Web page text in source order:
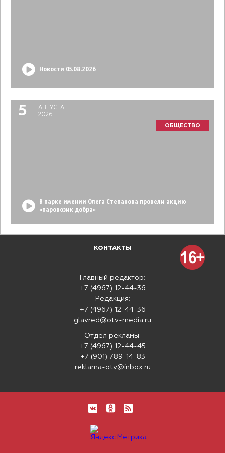
Новости 05.08.2026
5
АВГУСТА
2026
ОБЩЕСТВО
В парке имении Олега Степанова провели акцию
«паровозик добра»
КОНТАКТЫ
Главный редактор:
+7 (4967) 12-44-36
Редакция:
+7 (4967) 12-44-36
glavred@otv-media.ru
Отдел рекламы:
+7 (4967) 12-44-45
+7 (901) 789-14-83
reklama-otv@inbox.ru